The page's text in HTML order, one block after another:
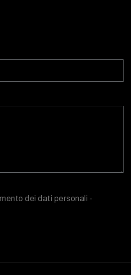
dei dati personali -